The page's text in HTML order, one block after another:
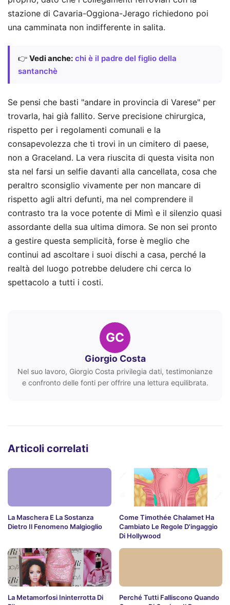
stazione di Cavaria-Oggiona-Jerago richiedono poi
una camminata non indifferente in salita.
👉 Vedi anche: chi è il padre del figlio della
santanchè
Se pensi che basti "andare in provincia di Varese" per
trovarla, hai già fallito. Serve precisione chirurgica,
rispetto per i regolamenti comunali e la
consapevolezza che ti trovi in un cimitero di paese,
non a Graceland. La vera riuscita di questa visita non
sta nel farsi un selfie davanti alla cancellata, cosa che
peraltro sconsiglio vivamente per non mancare di
rispetto agli altri defunti, ma nel comprendere il
contrasto tra la voce potente di Mimì e il silenzio quasi
assordante della sua ultima dimora. Se non sei pronto
a gestire questa semplicità, forse è meglio che
continui ad ascoltare i suoi dischi a casa, perché la
realtà del luogo potrebbe deludere chi cerca lo
spettacolo a tutti i costi.
GC
Giorgio Costa
Nel suo lavoro, Giorgio Costa privilegia dati, testimonianze
e confronto delle fonti per offrire una lettura equilibrata.
Articoli correlati
La Maschera E La Sostanza
Dietro Il Fenomeno Malgioglio
Come Timothée Chalamet Ha
Cambiato Le Regole D'ingaggio
Di Hollywood
La Metamorfosi Ininterrotta Di
Perché Tutti Falliscono Quando